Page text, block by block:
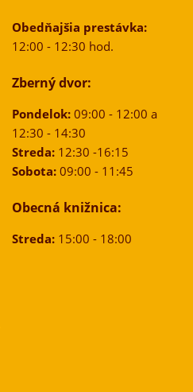
Obedňajšia prestávka:
12:00 - 12:30 hod.
Zberný dvor:
Pondelok:09:00 - 12:00 a
12:30 - 14:30
Streda:12:30 -16:15
Sobota:09:00 - 11:45
Obecná knižnica:
Streda:15:00 - 18:00